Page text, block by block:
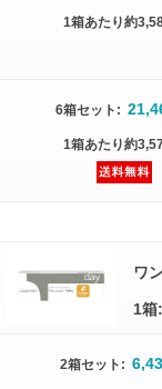
1箱あたり約
6箱セット :
1箱あたり約
ワ
1箱:
2箱セット :